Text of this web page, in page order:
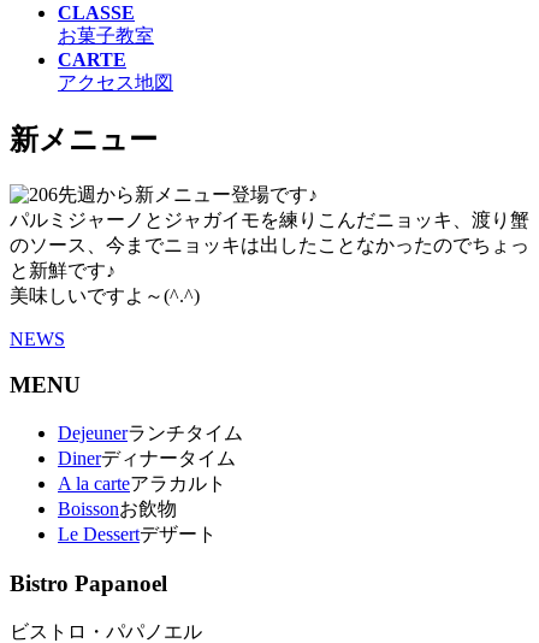
CLASSE
お菓子教室
CARTE
アクセス地図
新メニュー
先週から新メニュー登場です♪
パルミジャーノとジャガイモを練りこんだニョッキ、渡り蟹
のソース、今までニョッキは出したことなかったのでちょっ
と新鮮です♪
美味しいですよ～(^.^)
NEWS
MENU
Dejeunerランチタイム
Dinerディナータイム
A la carteアラカルト
Boissonお飲物
Le Dessertデザート
Bistro Papanoel
ビストロ・パパノエル